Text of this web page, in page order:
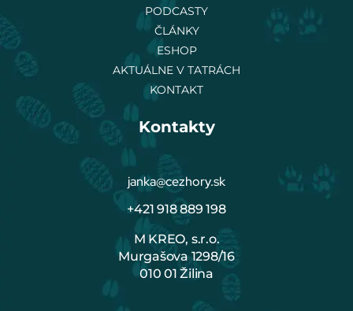
PODCASTY
ČLÁNKY
ESHOP
AKTUÁLNE V TATRÁCH
KONTAKT
Kontakty
janka@cezhory.sk
+421 918 889 198
M KREO, s.r.o.
Murgašova 1298/16
010 01 Žilina